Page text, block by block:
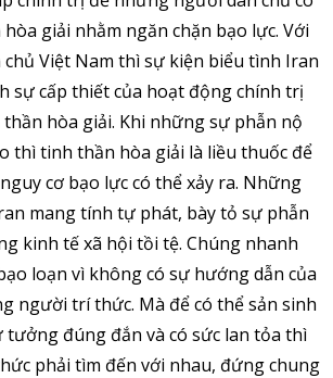
giải nhằm ngăn chặn bạo lực. Với
Việt Nam thì sự kiện biểu tình Iran
sự cấp thiết của hoạt động chính trị
hòa giải. Khi những sự phẫn nộ
thì tinh thần hòa giải là liều thuốc để
cơ bạo lực có thể xảy ra. Những
mang tính tự phát, bày tỏ sự phẫn
kinh tế xã hội tồi tệ. Chúng nhanh
loạn vì không có sự hướng dẫn của
người trí thức. Mà để có thể sản sinh
đúng đắn và có sức lan tỏa thì
phải tìm đến với nhau, đứng chung